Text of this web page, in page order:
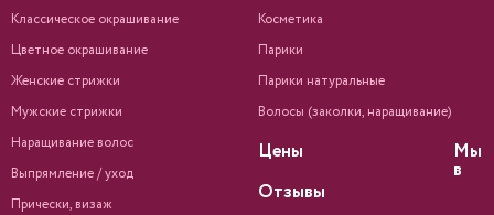
Классическое окрашивание
Цветное окрашивание
Женские стрижки
Мужские стрижки
Наращивание волос
Выпрямление / уход
Прически, визаж
Косметика
Парики
Парики натуральные
Волосы (заколки, наращивание)
Цены
Отзывы
Мы
в